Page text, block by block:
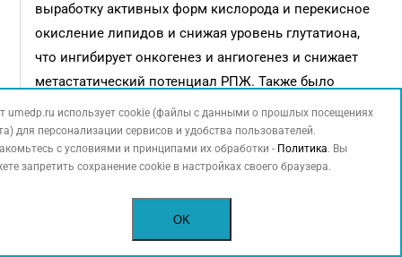
выработку активных форм кислорода и перекисное
окисление липидов и снижая уровень глутатиона,
что ингибирует онкогенез и ангиогенез и снижает
метастатический потенциал РПЖ. Также было
обнаружено, что этот препарат способен
модулировать аутофагию, вызывать фрагментацию
ДНК и воздействовать на важные клеточные пути,
TNF–MAP4K4–JNK, антиапоптотический путь
PI3K/Akt/mTOR и ось AMPK/mTOR [29]. Сертралин
umedp.ru использует cookie (файлы с данными о прошлых посещениях
для персонализации сервисов и удобства пользователей.
с условиями и принципами их обработки - Политика. Вы
запретить сохранение cookie в настройках своего браузера.
OK